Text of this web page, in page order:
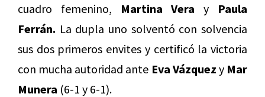
cuadro femenino, Martina Vera y Paula
Ferrán. La dupla uno solventó con solvencia
sus dos primeros envites y certificó la victoria
con mucha autoridad ante Eva Vázquez y Mar
Munera (6-1 y 6-1).